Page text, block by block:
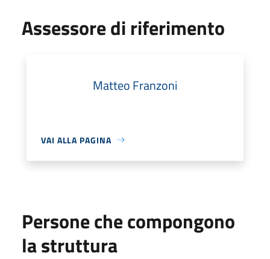
Assessore di riferimento
Matteo Franzoni
VAI ALLA PAGINA
Persone che compongono
la struttura